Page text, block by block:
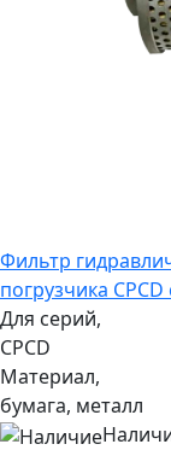
Фильтр
погрузчика
Для серий,
CPCD
Материал,
бумага, металл